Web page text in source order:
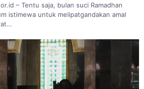
– Tentu saja, bulan suci Ramadhan
istimewa untuk melipatgandakan amal